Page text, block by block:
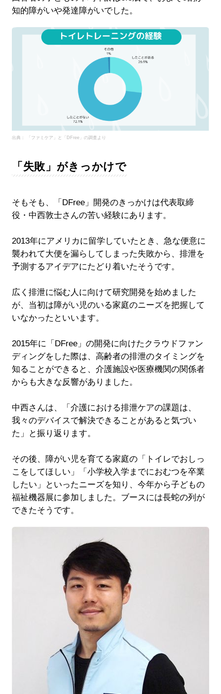
知的障がいや発達障がいでした。
出典： 「ファミケア」と「DFree」の調査より
「失敗」がきっかけで
そもそも、「DFree」開発のきっかけは代表取締
役・中西敦士さんの苦い経験にあります。
2013年にアメリカに留学していたとき、急な便意に
襲われて大便を漏らしてしまった失敗から、排泄を
予測するアイデアにたどり着いたそうです。
広く排泄に悩む人に向けて研究開発を始めました
が、当初は障がい児のいる家庭のニーズを把握して
いなかったといいます。
2015年に「DFree」の開発に向けたクラウドファン
ディングをした際は、高齢者の排泄のタイミングを
知ることができると、介護施設や医療機関の関係者
からも大きな反響がありました。
中西さんは、「介護における排泄ケアの課題は、
我々のデバイスで解決できることがあると気づい
た」と振り返ります。
その後、障がい児を育てる家庭の「トイレでおしっ
こをしてほしい」「小学校入学までにおむつを卒業
したい」といったニーズを知り、今年から子どもの
福祉機器展に参加しました。ブースには長蛇の列が
できたそうです。